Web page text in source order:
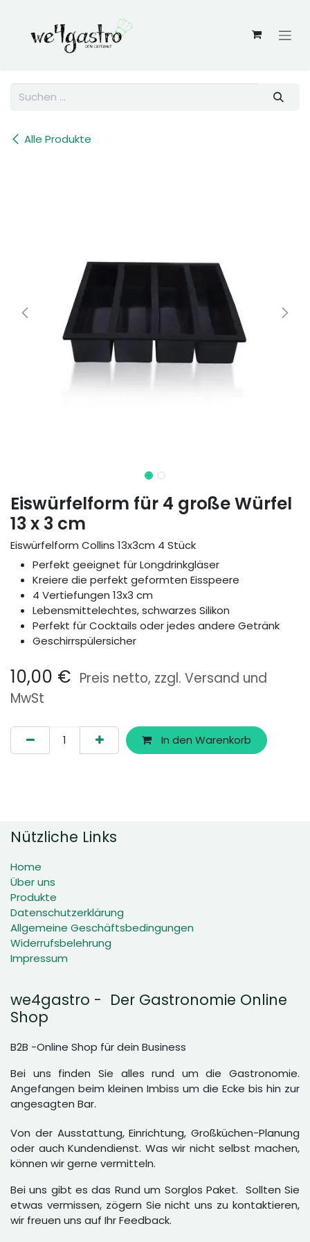
Alle Produkte
Eiswürfelform für 4 große Würfel
13 x 3 cm
Eiswürfelform Collins 13x3cm 4 Stück
Perfekt geeignet für Longdrinkgläser
Kreiere die perfekt geformten Eisspeere
4 Vertiefungen 13x3 cm
Lebensmittelechtes, schwarzes Silikon
Perfekt für Cocktails oder jedes andere Getränk
Geschirrspülersicher
10,00 € Preis netto, zzgl. Versand und
MwSt
In den Warenkorb
Nützliche Links
Home
Über uns
Produkte
Datenschutzerklärung
Allgemeine Geschäftsbedingungen
Widerrufsbelehrung
Impressum
we4gastro - Der Gastronomie Online
Shop
B2B -Online Shop für dein Business
Bei uns finden Sie alles rund um die Gastronomie.
Angefangen beim kleinen Imbiss um die Ecke bis hin zur
angesagten Bar.
Von der Ausstattung, Einrichtung, Großküchen-Planung
oder auch Kundendienst. Was wir nicht selbst machen,
können wir gerne vermitteln.
Bei uns gibt es das Rund um Sorglos Paket. Sollten Sie
etwas vermissen, zögern Sie nicht uns zu kontaktieren,
wir freuen uns auf Ihr Feedback.